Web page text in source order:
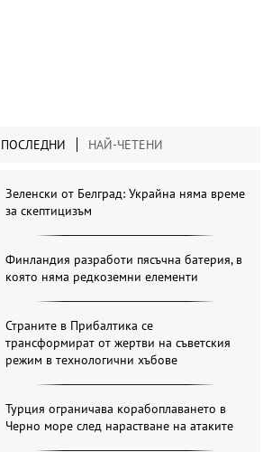
ПОСЛЕДНИ НАЙ-ЧЕТЕНИ
Зеленски от Белград: Украйна няма време
за скептицизъм
Финландия разработи пясъчна батерия, в
която няма редкоземни елементи
Страните в Прибалтика се
трансформират от жертви на съветския
режим в технологични хъбове
Турция ограничава корабоплаването в
Черно море след нарастване на атаките